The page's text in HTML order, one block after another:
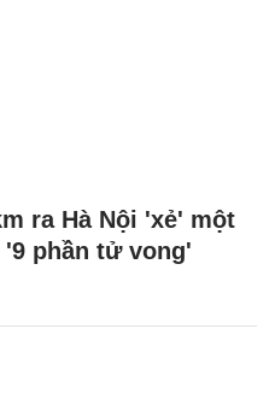
ra Hà Nội 'xẻ' một
phần tử vong'